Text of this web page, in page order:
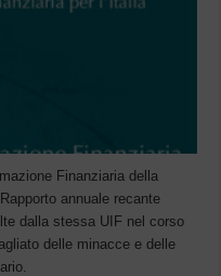
Finanziaria della
annuale recante
dalla stessa UIF nel corso
delle minacce e delle